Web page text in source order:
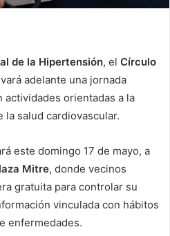
de la Hipertensión, el Círculo
adelante una jornada
actividades orientadas a la
la salud cardiovascular.
este domingo 17 de mayo, a
Mitre, donde vecinos
gratuita para controlar su
vinculada con hábitos
enfermedades.